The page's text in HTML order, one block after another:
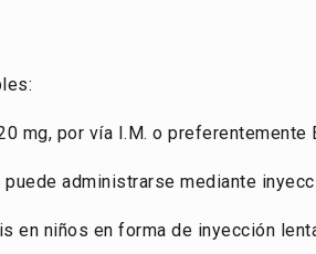
mg, por vía I.M. o preferentemente
puede administrarse mediante
en niños en forma de inyección